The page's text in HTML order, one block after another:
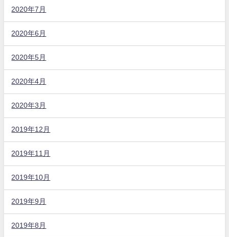
2020年7月
2020年6月
2020年5月
2020年4月
2020年3月
2019年12月
2019年11月
2019年10月
2019年9月
2019年8月